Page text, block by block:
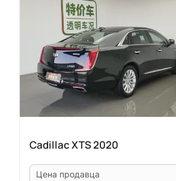
Cadillac XTS 2020
Цена продавца